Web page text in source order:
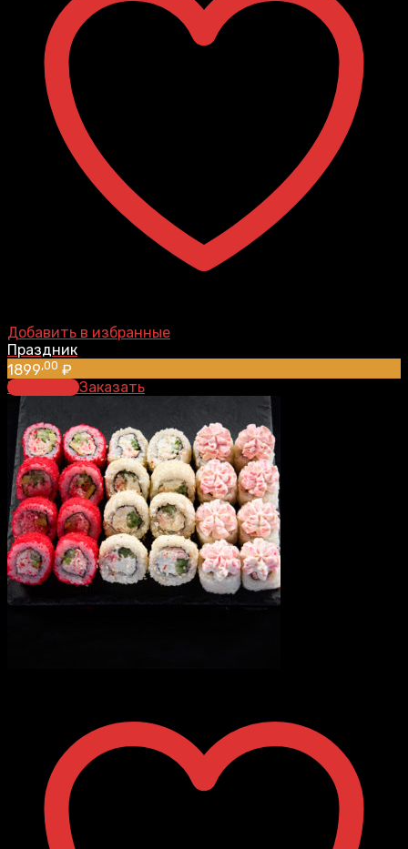
Добавить в избранные
Праздник
1899,00 ₽
В корзинуЗаказать